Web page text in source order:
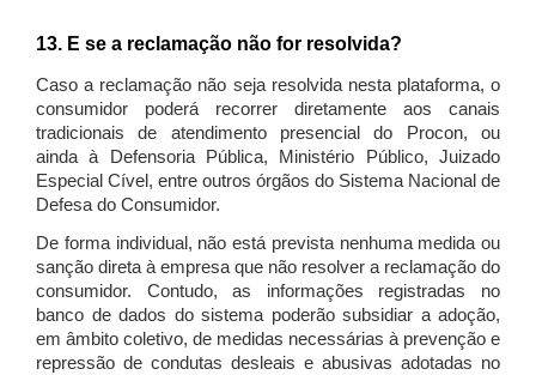
13. E se a reclamação não for resolvida?
Caso a reclamação não seja resolvida nesta plataforma, o
consumidor poderá recorrer diretamente aos canais
tradicionais de atendimento presencial do Procon, ou
ainda à Defensoria Pública, Ministério Público, Juizado
Especial Cível, entre outros órgãos do Sistema Nacional de
Defesa do Consumidor.
De forma individual, não está prevista nenhuma medida ou
sanção direta à empresa que não resolver a reclamação do
consumidor. Contudo, as informações registradas no
banco de dados do sistema poderão subsidiar a adoção,
em âmbito coletivo, de medidas necessárias à prevenção e
repressão de condutas desleais e abusivas adotadas no